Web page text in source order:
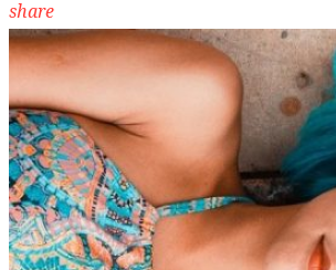
share